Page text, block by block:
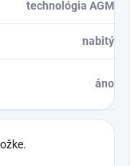
technológia AGM
nabitý
áno